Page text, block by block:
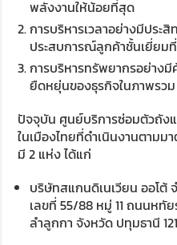
พลังงานให้น้อยที่สุด
การบริหารเวลาอย่างมีประ
ประสบการณ์ลูกค้าชั้นเยี่ย
การบริหารทรัพยากรอย่าง
ยืดหยุ่นของธุรกิจในภาพรวม
ปัจจุบัน ศูนย์บริการซ่อมตัวถังแ
ในเมืองไทยที่ดำเนินงานตามม
มี 2 แห่ง ได้แก่
บริษัทสแกนดิเนเวียน ออโต้
เลขที่ 55/88 หมู่ 11 ถนนหทั
ลำลูกกา จังหวัด ปทุมธานี